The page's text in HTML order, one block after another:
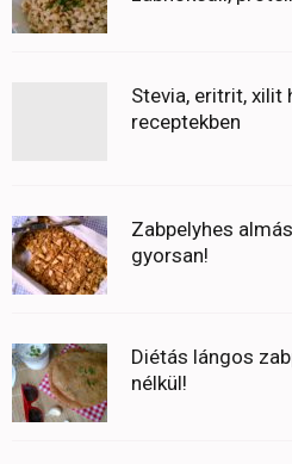
Stevia, eritrit, xilit
receptekben
Zabpelyhes
gyorsan!
Diétás lángos
nélkül!